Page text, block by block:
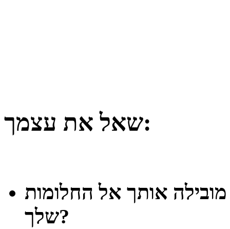
שאל את עצמך:
אותך אל החלומות
שלך?